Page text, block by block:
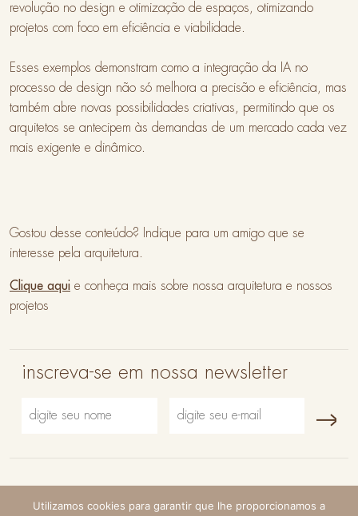
revolução no design e otimização de espaços, otimizando
projetos com foco em eficiência e viabilidade.
Esses exemplos demonstram como a integração da IA no
processo de design não só melhora a precisão e eficiência, mas
também abre novas possibilidades criativas, permitindo que os
arquitetos se antecipem às demandas de um mercado cada vez
mais exigente e dinâmico.
Gostou desse conteúdo? Indique para um amigo que se
interesse pela arquitetura.
Clique aqui e conheça mais sobre nossa arquitetura e nossos
projetos
inscreva-se em nossa newsletter
© VAGA 2026 - todos os direitos reservados |
política de
Utilizamos cookies para garantir que lhe proporcionamos a